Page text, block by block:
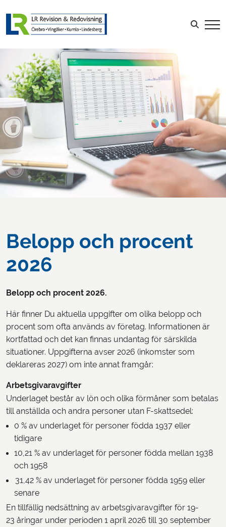
Sök efter:
Belopp och procent
2026
Belopp och procent 2026.
Här finner Du aktuella uppgifter om olika belopp och
procent som ofta används av företag. Informationen är
kortfattad och det kan finnas undantag för särskilda
situationer. Uppgifterna avser 2026 (inkomster som
deklareras 2027) om inte annat framgår:
Arbetsgivaravgifter
Underlaget består av lön och olika förmåner som betalas
till anställda och andra personer utan F-skattsedel:
0 % av underlaget för personer födda 1937 eller
tidigare
10,21 % av underlaget för personer födda mellan 1938
och 1958
31,42 % av underlaget för personer födda 1959 eller
senare
En tillfällig nedsättning av arbetsgivaravgifter för 19-
23 åringar under perioden 1 april 2026 till 30 september